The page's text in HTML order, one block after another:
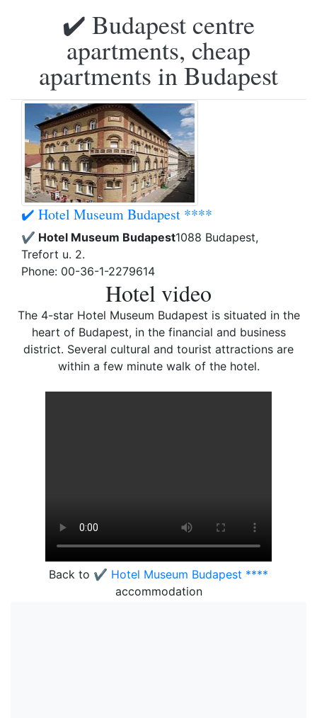
✔️ Budapest centre
apartments, cheap
apartments in Budapest
✔️ Hotel Museum Budapest ****
✔️ Hotel Museum Budapest1088 Budapest,
Trefort u. 2.
Phone: 00-36-1-2279614
Hotel video
The 4-star Hotel Museum Budapest is situated in the
heart of Budapest, in the financial and business
district. Several cultural and tourist attractions are
within a few minute walk of the hotel.
Back to ✔️ Hotel Museum Budapest ****
accommodation